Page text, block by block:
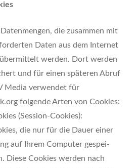
die zusam­men mit
Daten aus dem Inter­net
wer­den. Dort wer­den
und für einen spä­te­ren Abruf
Media ver­wen­det für
fol­gen­de Arten von Coo­kies:
(Ses­si­on-Coo­kies):
die nur für die Dau­er einer
auf Ihrem Com­pu­ter gespei­
Die­se Coo­kies wer­den nach